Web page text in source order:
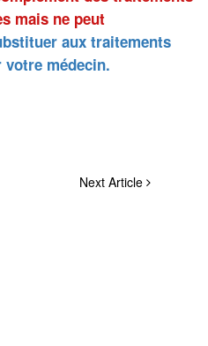
mais ne peut
aux traitements
médecin.
Next Article